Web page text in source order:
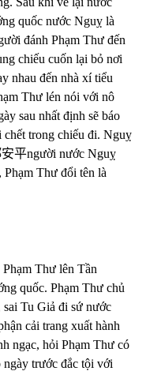
quốc nước Nguỵ là
đánh Phạm Thư đến
chiếu cuốn lại bỏ nơi
nhau đến nhà xí tiểu
Thư lén nói với nô
sau nhất định sẽ báo
trong chiếu đi. Nguỵ
平người nước Nguỵ
Thư đổi tên là
Thư lên Tần
quốc. Phạm Thư chủ
Tu Giả đi sứ nước
cải trang xuất hành
ngạc, hỏi Phạm Thư có
ngày trước đắc tội với